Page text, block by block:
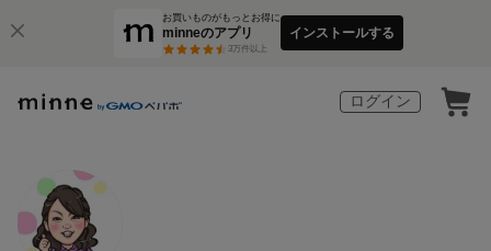
お買いものがもっとお得に
minneのアプリ
3万件以上
インストールする
ログイン